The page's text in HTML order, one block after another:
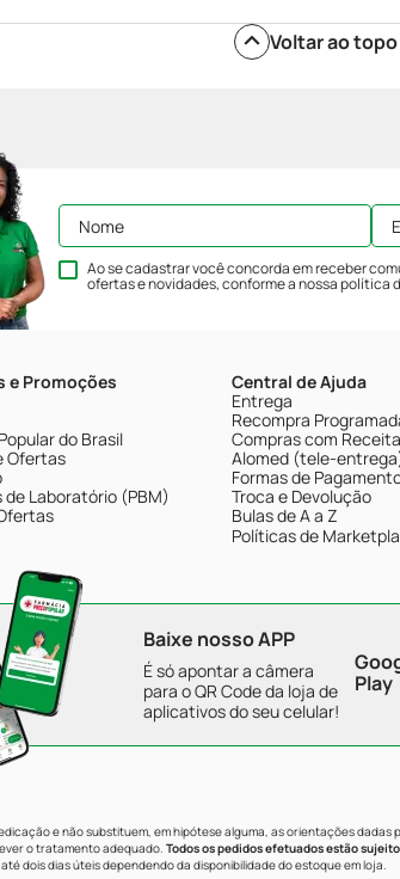
Voltar ao topo
Ao se cadastrar você concorda em receber
ofertas e novidades, conforme a nossapolítica
e Promoções
do Brasil
Ofertas
de Laboratório (PBM)
Central de Ajuda
Entrega
Recompra
Compras com Receita
Alomed (tele-
Formas de
Troca e Devolução
Bulas de A a Z
Políticas de
Baixe nosso APP
É só apontar a câmera
para o QR Code da loja de
aplicativos do seu celular!
Play
e não substituem, em hipótese alguma, as orientações dadas
o tratamento adequado. Todos os pedidos efetuados estão
dois dias úteis dependendo da disponibilidade do estoque em loja.